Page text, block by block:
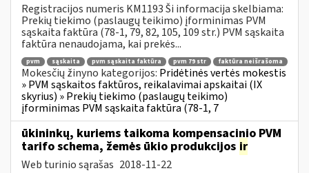
Registracijos numeris KM1193 Ši informacija skelbiama:
Prekių tiekimo (paslaugų teikimo) įforminimas PVM
sąskaita faktūra (78-1, 79, 82, 105, 109 str.) PVM sąskaita
faktūra nenaudojama, kai prekės...
pvm sąskaita pvm sąskaita faktūra pvm 79 str faktūra neišrašoma
Mokesčių žinyno kategorijos: Pridėtinės vertės mokestis
» PVM sąskaitos faktūros, reikalavimai apskaitai (IX
skyrius) » Prekių tiekimo (paslaugų teikimo)
įforminimas PVM sąskaita faktūra (78-1, 7
ūkininkų, kuriems taikoma kompensacinio PVM
tarifo schema, žemės ūkio produkcijos ir
Web turinio sąrašas 2018-11-22